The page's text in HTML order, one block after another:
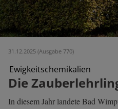
31.12.2025 (Ausgabe 770)
Ewigkeitschemikalien
Die
In diesem Jahr landete Bad